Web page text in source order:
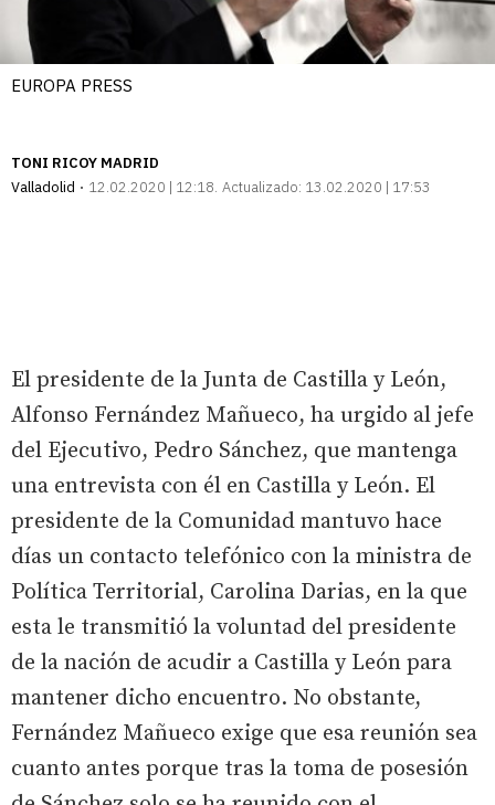
EUROPA PRESS
TONI RICOY MADRID
Valladolid
12.02.2020 | 12:18 Actualizado: 13.02.2020 | 17:53
El presidente de la Junta de Castilla y León,
Alfonso Fernández Mañueco, ha urgido al jefe
del Ejecutivo, Pedro Sánchez, que mantenga
una entrevista con él en Castilla y León. El
presidente de la Comunidad mantuvo hace
días un contacto telefónico con la ministra de
Política Territorial, Carolina Darias, en la que
esta le transmitió la voluntad del presidente
de la nación de acudir a Castilla y León para
mantener dicho encuentro. No obstante,
Fernández Mañueco exige que esa reunión sea
cuanto antes porque tras la toma de posesión